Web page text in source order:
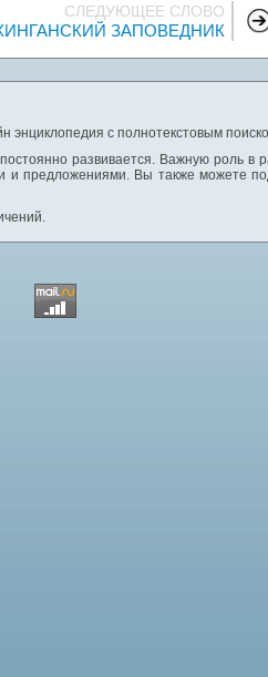
СЛЕДУЮЩЕЕ СЛОВО
ЗАПОВЕДНИК
энциклопедия с полнотекстовым
развивается. Важную роль
предложениями. Вы также можете